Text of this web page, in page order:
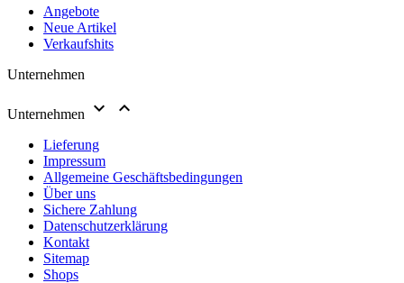
Angebote
Neue Artikel
Verkaufshits
Unternehmen
Unternehmen  
Lieferung
Impressum
Allgemeine Geschäftsbedingungen
Über uns
Sichere Zahlung
Datenschutzerklärung
Kontakt
Sitemap
Shops